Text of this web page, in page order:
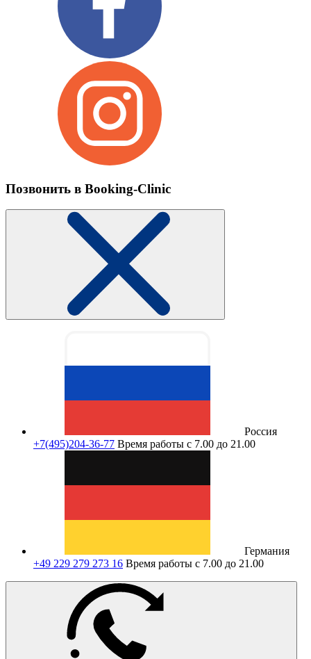
Позвонить в Booking-Clinic
Россия
+7(495)204-36-77 Время работы с 7.00 до 21.00
Германия
+49 229 279 273 16 Время работы с 7.00 до 21.00